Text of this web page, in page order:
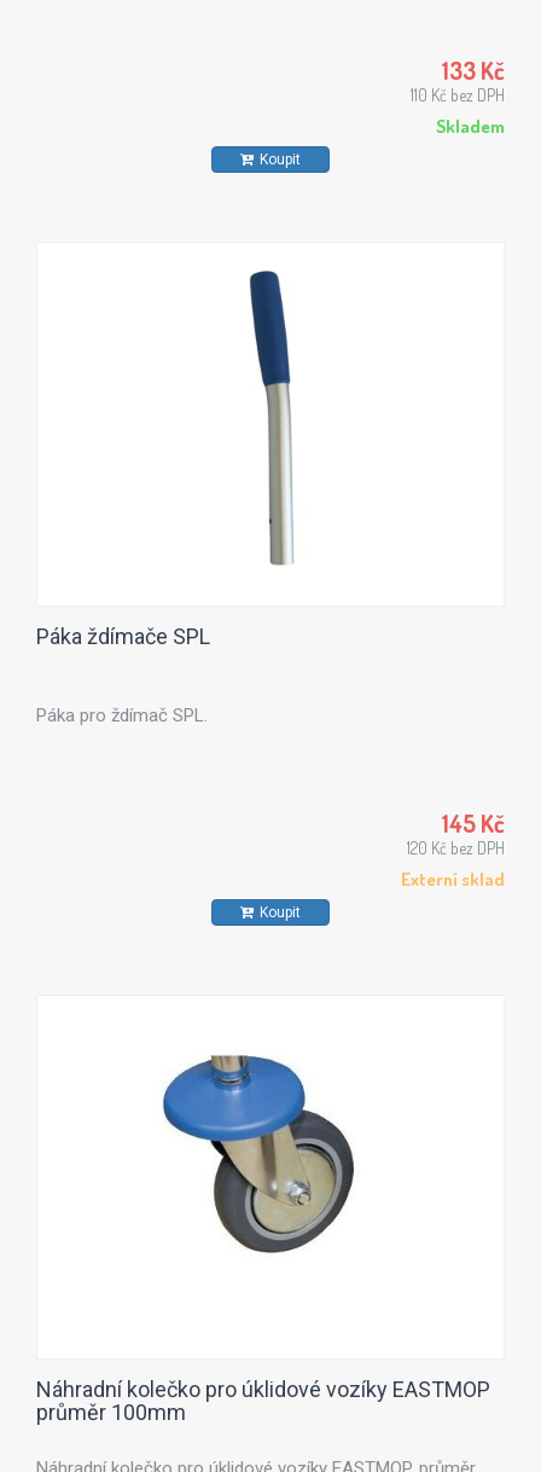
133 Kč
110 Kč bez DPH
Skladem
Koupit
Páka ždímače SPL
Páka pro ždímač SPL.
145 Kč
120 Kč bez DPH
Externí sklad
Koupit
Náhradní kolečko pro úklidové vozíky EASTMOP
průměr 100mm